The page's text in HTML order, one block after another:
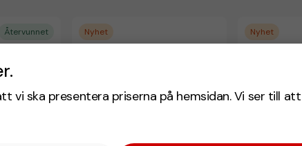
vi ska presentera priserna på hemsidan. Vi ser till
Återvunnet Nyhet Nyhet